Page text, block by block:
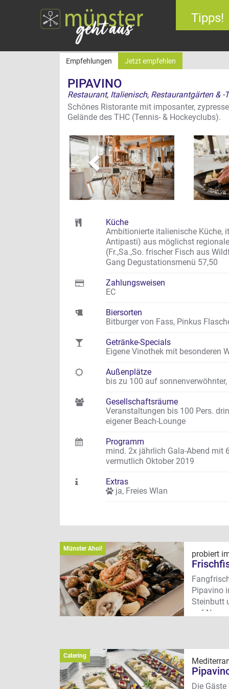
Tipps!
PIPAVINO
Restaurant, Italienisch, Restaurantgärten & -
Schönes Ristorante mit imposanter,
Gelände des THC (Tennis- & Hockeyclubs).
Empfehlungen Jetzt empfehlen
zurück
Küche
Ambitionierte italienische Küche,
Antipasti) aus möglichst
(Fr.,Sa.,So. frischer Fisch aus
Gang Degustationsmenü 57,50
Zahlungsweisen
EC
Biersorten
Bitburger von Fass, Pinkus
Getränke-Specials
Eigene Vinothek mit besonderen
Außenplätze
bis zu 100 auf
Gesellschaftsräume
Veranstaltungen bis 100 Pers.
eigener Beach-Lounge
Programm
mind. 2x jährlich Gala-Abend mit
vermutlich Oktober 2019
Extras
ja, Freies Wlan
Münster Ahoi!
probiert
Pipavino
Steinbutt
auf
THC –
Catering
Die